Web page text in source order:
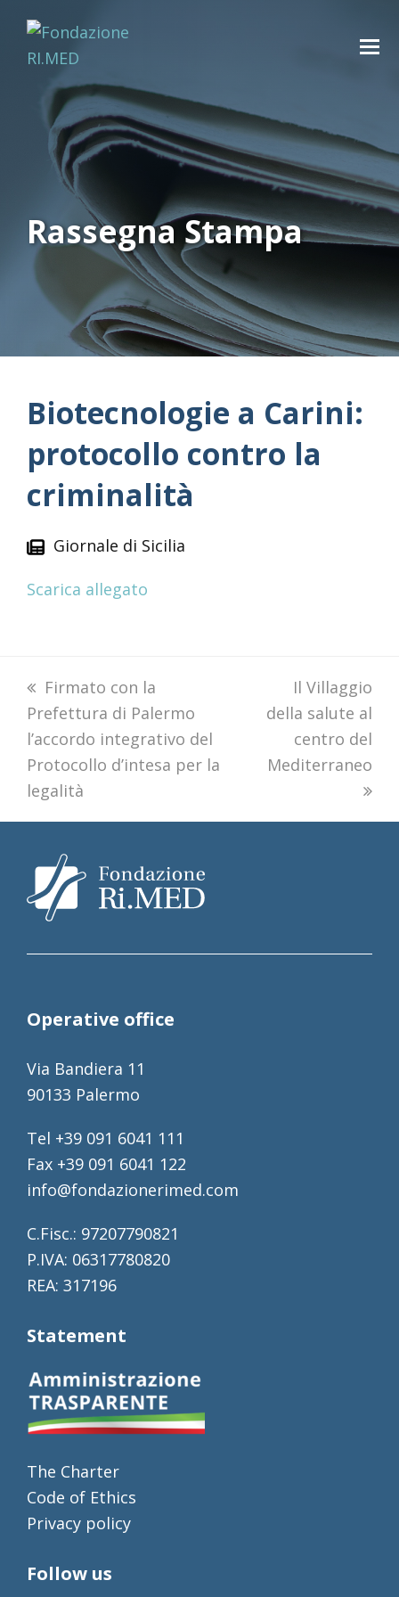
Rassegna Stampa
Biotecnologie a Carini:
protocollo contro la
criminalità
Giornale di Sicilia
Scarica allegato
previous
post:
Firmato con la
Prefettura di Palermo
l’accordo integrativo del
Protocollo d’intesa per la
legalità
next
post:
Il Villaggio
della salute al
centro del
Mediterraneo
Operative office
Via Bandiera 11
90133 Palermo
Tel +39 091 6041 111
Fax +39 091 6041 122
info@fondazionerimed.com
C.Fisc.: 97207790821
P.IVA: 06317780820
REA: 317196
Statement
The Charter
Code of Ethics
Privacy policy
Follow us